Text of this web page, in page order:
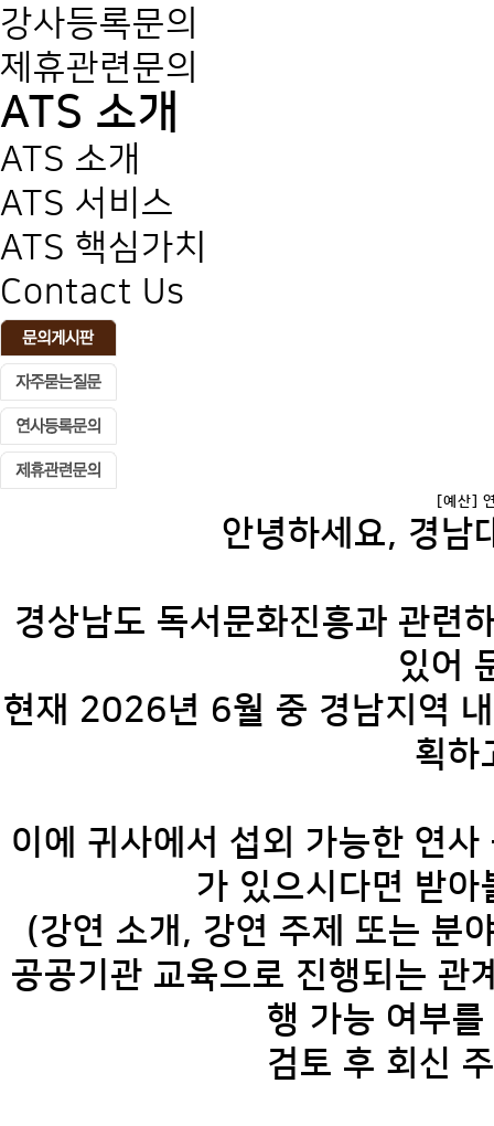
강사등록문의
제휴관련문의
ATS 소개
ATS 소개
ATS 서비스
ATS 핵심가치
Contact Us
[예산]
안녕하세요, 경남
경상남도 독서문화진흥과 관련
있어
현재 2026년 6월 중 경남지역
획하
이에 귀사에서 섭외 가능한 연
가 있으시다면 받
(강연 소개, 강연 주제 또는 분
공공기관 교육으로 진행되는 관
행 가능 여부
검토 후 회신